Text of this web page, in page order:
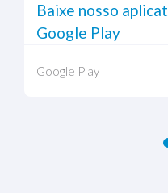
Baixe nosso
Google Play
Google Play